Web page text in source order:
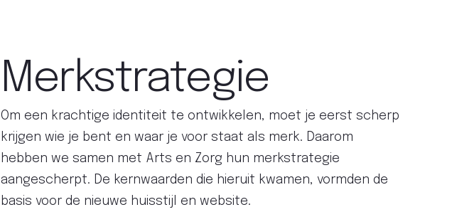
Merkstrategie
Om een krachtige identiteit te ontwikkelen, moet je eerst scherp
krijgen wie je bent en waar je voor staat als merk. Daarom
hebben we samen met Arts en Zorg hun merkstrategie
aangescherpt. De kernwaarden die hieruit kwamen, vormden de
basis voor de nieuwe huisstijl en website.